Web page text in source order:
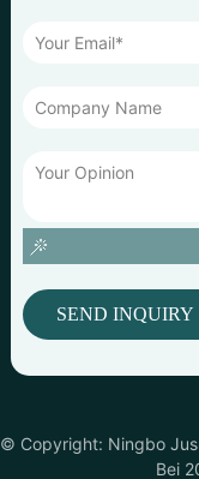
SEND INQUIRY
© Copyright: Ningbo
Bei